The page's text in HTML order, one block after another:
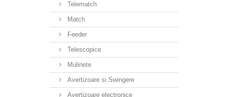
Telematch
Match
Feeder
Telescopice
Mulinete
Avertizoare si Swingere
Avertizoare electronice